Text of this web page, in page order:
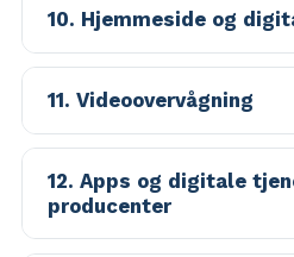
10. Hjemmeside og
11. Videoovervågning
12. Apps og digitale
producenter